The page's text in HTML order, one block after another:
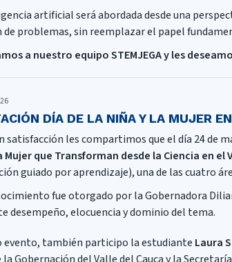
artificial será abordada desde una
de problemas, sin reemplazar el papel
a nuestro equipo STEMJEGA y les
DÍA DE LA NIÑA Y LA
satisfacción les compartimos que el día 24 de
Mujer que Transforman desde la Ciencia en el
guiado por aprendizaje), una de las cuatro
fue otorgado por la Gobernadora
desempeño, elocuencia y dominio del tema.
evento, también participo la estudiante Laura